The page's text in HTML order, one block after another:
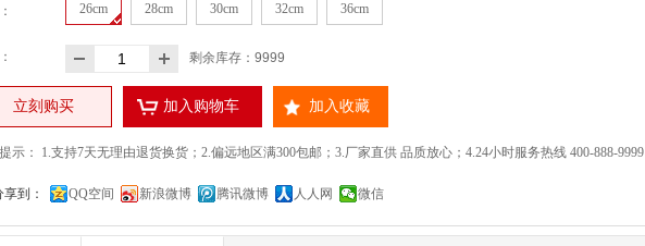
26cm 28cm 30cm 32cm 36cm
剩余库存： 9999
立刻购买 加入购物车 加入收藏
示： 1.支持7天无理由退货换货；2.偏远地区满300包邮；3.厂家直供 品质放心；4.24小时服务热线 400-888-9999
享到： QQ空间 新浪微博 腾讯微博 人人网 微信